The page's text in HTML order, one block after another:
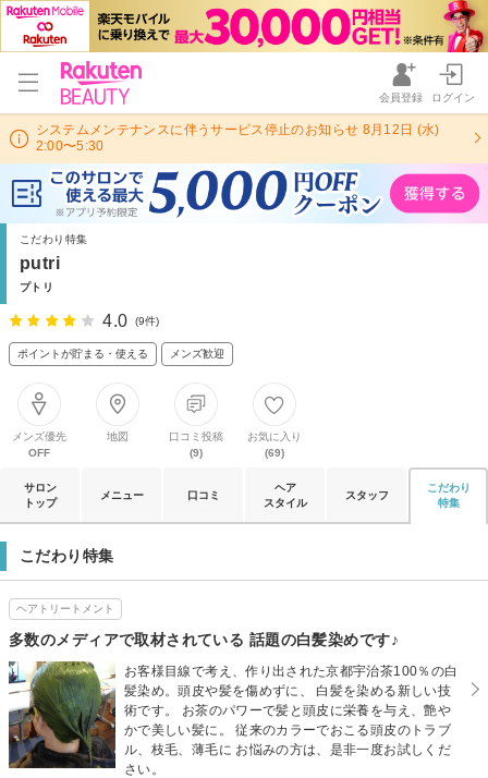
会員登録 ログイン
システムメンテナンスに伴うサービス停止のお知らせ 8月12日 (水)
2:00〜5:30
こだわり特集
putri
プトリ
4.0 (9件)
ポイントが貯まる・使える メンズ歓迎
メンズ優先
OFF
地図
口コミ投稿
(9)
お気に入り
(69)
サロン
トップ
メニュー 口コミ
ヘア
スタイル
スタッフ
こだわり
特集
こだわり特集
ヘアトリートメント
多数のメディアで取材されている 話題の白髪染めです♪
お客様目線で考え、作り出された京都宇治茶100％の白
髪染め。頭皮や髪を傷めずに、 白髪を染める新しい技
術です。 お茶のパワーで髪と頭皮に栄養を与え、艶や
かで美しい髪に。 従来のカラーでおこる頭皮のトラブ
ル、枝毛、薄毛に お悩みの方は、是非一度お試しくだ
さい。